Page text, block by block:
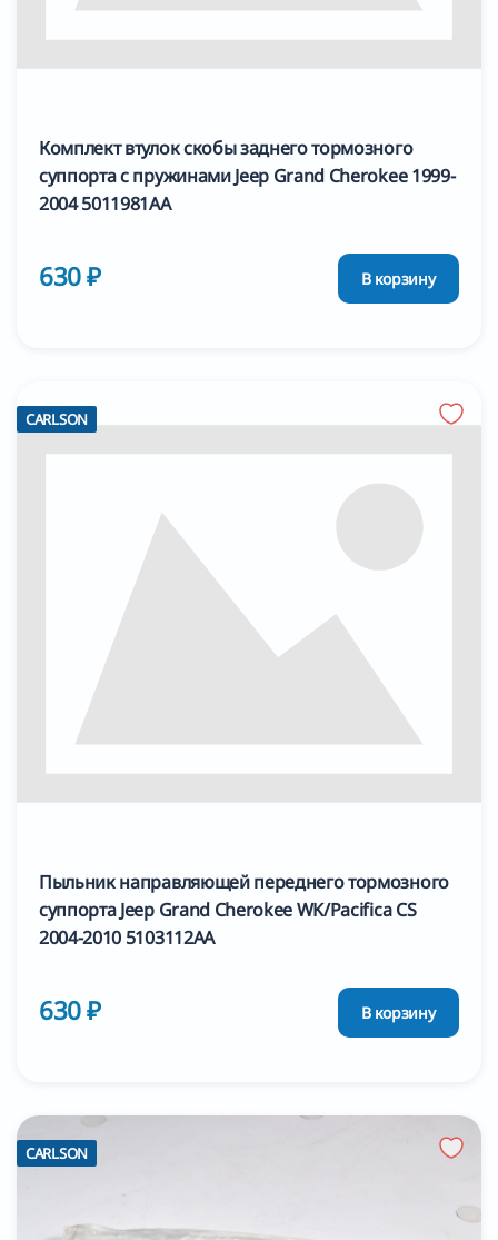
Комплект втулок скобы заднего тормозного
суппорта с пружинами Jeep Grand Cherokee 1999-
2004 5011981AA
630 ₽ В корзину
CARLSON
Пыльник направляющей переднего тормозного
суппорта Jeep Grand Cherokee WK/Pacifica CS
2004-2010 5103112AA
630 ₽ В корзину
CARLSON